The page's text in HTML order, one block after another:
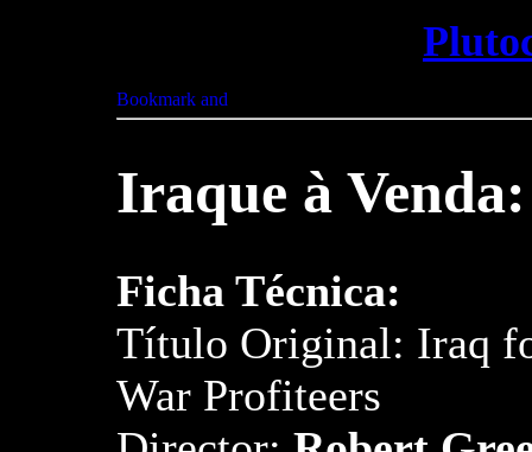
Iraque à
Ficha Técnica:
Título Original: Iraq
War Profiteers